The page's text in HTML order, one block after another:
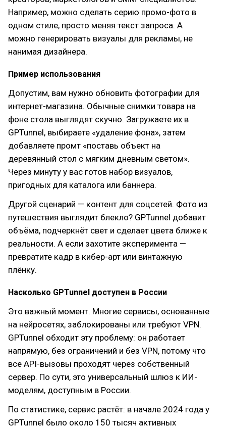
Например, можно сделать серию промо-фото в
одном стиле, просто меняя текст запроса. А
можно генерировать визуалы для рекламы, не
нанимая дизайнера.
Пример использования
Допустим, вам нужно обновить фотографии для
интернет-магазина. Обычные снимки товара на
фоне стола выглядят скучно. Загружаете их в
GPTunnel, выбираете «удаление фона», затем
добавляете промт «поставь объект на
деревянный стол с мягким дневным светом».
Через минуту у вас готов набор визуалов,
пригодных для каталога или баннера.
Другой сценарий — контент для соцсетей. Фото из
путешествия выглядит блекло? GPTunnel добавит
объёма, подчеркнёт свет и сделает цвета ближе к
реальности. А если захотите эксперимента —
превратите кадр в кибер-арт или винтажную
плёнку.
Насколько GPTunnel доступен в России
Это важный момент. Многие сервисы, основанные
на нейросетях, заблокированы или требуют VPN.
GPTunnel обходит эту проблему: он работает
напрямую, без ограничений и без VPN, потому что
все API-вызовы проходят через собственный
сервер. По сути, это универсальный шлюз к ИИ-
моделям, доступным в России.
По статистике, сервис растёт: в начале 2024 года у
GPTunnel было около 150 тысяч активных